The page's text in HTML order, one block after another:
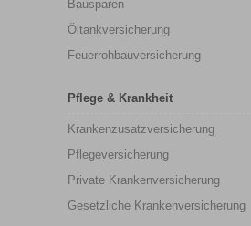
Bausparen
Öltankversicherung
Feuerrohbauversicherung
Pflege & Krankheit
Krankenzusatzversicherung
Pflegeversicherung
Private Krankenversicherung
Gesetzliche Krankenversicherung